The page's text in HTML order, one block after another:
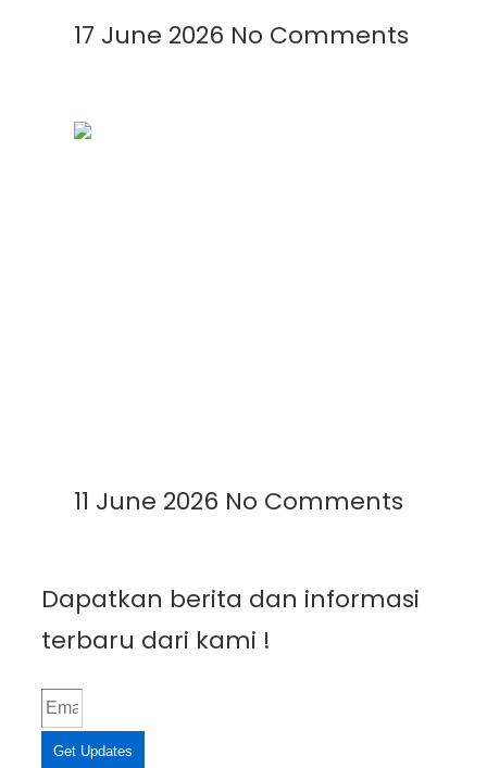
17 June 2026 No Comments
11 June 2026 No Comments
Dapatkan berita dan informasi
terbaru dari kami !
Get Updates